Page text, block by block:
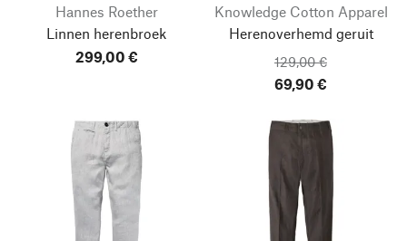
Hannes Roether
Linnen herenbroek
299,00 €
Knowledge Cotton Apparel
Herenoverhemd geruit
129,00 €
69,90 €